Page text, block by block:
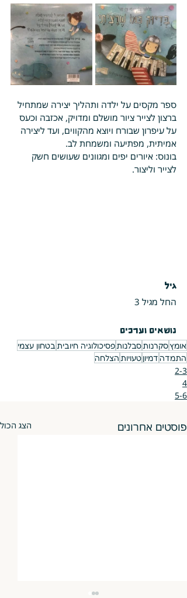
ספר מקסים על ילדה ותהליך יצירה שמתחיל
ברצון לצייר ציור מושלם ומדויק, אכזבה וכעס
על עיפרון שבורח ויוצא מהקווים, ועד ליצירה
אמיתית, מפתיעה ומשמחת לב.
בונוס: איורים יפים ומגוונים שעושים חשק
לצייר וליצור.
גיל
החל מגיל 3
נושאים וערכים
אומץסקרנותסבלנותפסיכולוגיה חיובית בטחון עצמי
התמדהדמיוןטעויות הצלחה
2-3
4
5-6
פוסטים אחרונים הצג הכול